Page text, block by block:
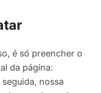
é só preencher o
da página:
nossa